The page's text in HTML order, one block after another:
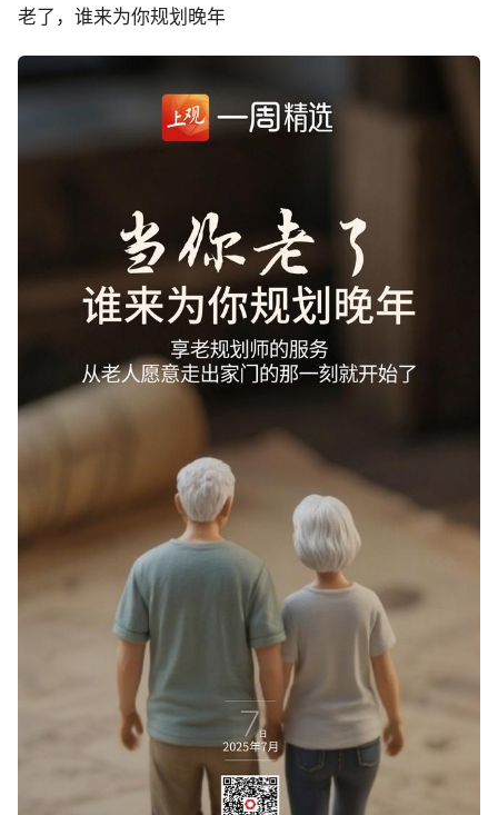
老了，谁来为你规划晚年